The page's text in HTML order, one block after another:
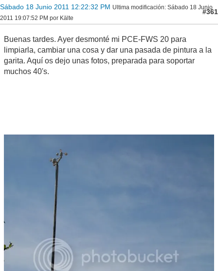
Sábado 18 Junio 2011 12:22:32 PM Ultima modificación: Sábado 18 Junio
2011 19:07:52 PM por Kälte
#361
Buenas tardes. Ayer desmonté mi PCE-FWS 20 para
limpiarla, cambiar una cosa y dar una pasada de pintura a la
garita. Aquí os dejo unas fotos, preparada para soportar
muchos 40's.